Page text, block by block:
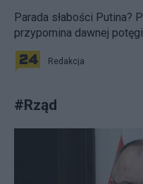
Parada słabości Putina?
przypomina dawnej
Redakcja
#Rząd